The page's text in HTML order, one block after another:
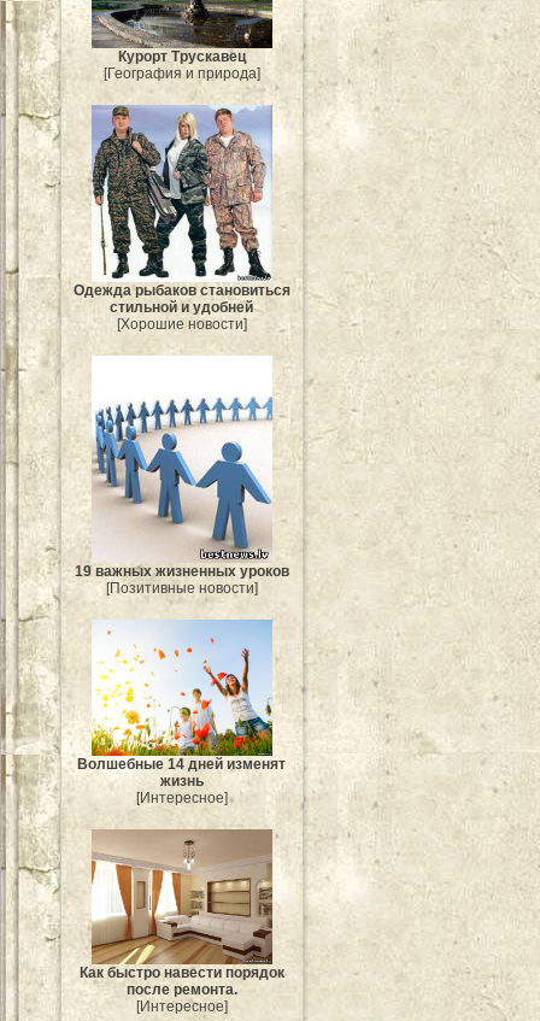
Курорт Трускавец
[География и природа]
Одежда рыбаков становиться
стильной и удобней
[Хорошие новости]
19 важных жизненных уроков
[Позитивные новости]
Волшебные 14 дней изменят
жизнь
[Интересное]
Как быстро навести порядок
после ремонта.
[Интересное]